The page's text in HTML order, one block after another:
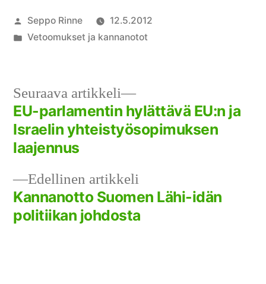
Artikkelin
julkaisija
Seppo Rinne
12.5.2012
Julkaistu
Vetoomukset ja kannanotot
Artikkelien
selaus
Edellinen artikkeliEdellinen
artikkeli:
Kannanotto Suomen Lähi-idän
politiikan johdosta
Seuraava artikkeli
Seuraava
artikkeli:
EU-parlamentin hylättävä EU:n ja
Israelin yhteistyösopimuksen
laajennus